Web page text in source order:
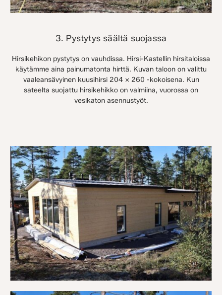
3. Pystytys säältä suojassa
Hirsikehikon pystytys on vauhdissa. Hirsi-Kastellin hirsitaloissa
käytämme aina painumatonta hirttä. Kuvan taloon on valittu
vaaleansävyinen kuusihirsi 204 x 260 -kokoisena. Kun
sateelta suojattu hirsikehikko on valmiina, vuorossa on
vesikaton asennustyöt.